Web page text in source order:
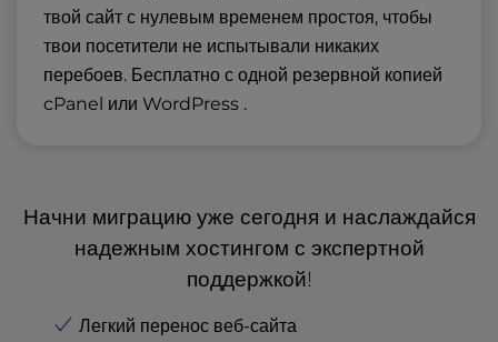
твой сайт с нулевым временем простоя, чтобы
твои посетители не испытывали никаких
перебоев. Бесплатно с одной резервной копией
cPanel или WordPress .
Начни миграцию уже сегодня и наслаждайся
надежным хостингом с экспертной
поддержкой!
Легкий перенос веб-сайта